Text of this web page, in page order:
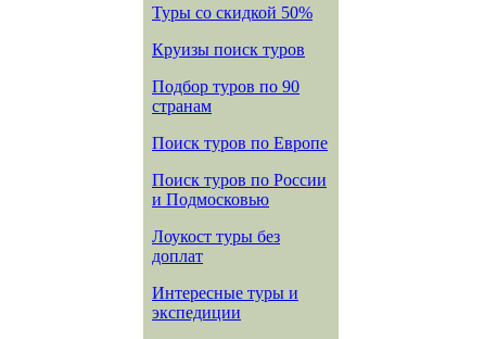
Туры со скидкой 50%
Круизы поиск туров
Подбор туров по 90
странам
Поиск туров по Европе
Поиск туров по России
и Подмосковью
Лоукост туры без
доплат
Интересные туры и
экспедиции